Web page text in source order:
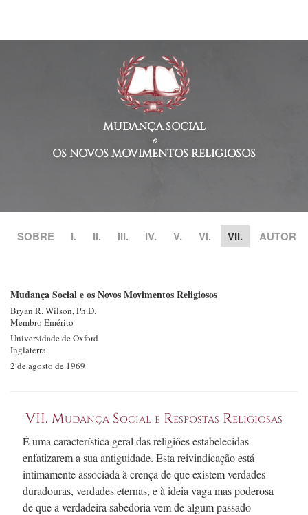
MUDANÇA SOCIAL
e
OS NOVOS MOVIMENTOS RELIGIOSOS
SOBRE I. II. III. IV. V. VI. VII. AUTOR
Mudança Social e os Novos Movimentos Religiosos
Bryan R.Wilson, Ph.D.
Membro Emérito
Universidade de Oxford
Inglaterra
2 de agosto de 1969
VII. Mudança Social e Respostas Religiosas
É uma característica geral das religiões estabelecidas
enfatizarem a sua antiguidade. Esta reivindicação está
intimamente associada à crença de que existem verdades
duradouras, verdades eternas, e à ideia vaga mas poderosa
de que a verdadeira sabedoria vem de algum passado